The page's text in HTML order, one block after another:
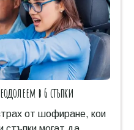
в 6 стъпки
от шофиране, кои